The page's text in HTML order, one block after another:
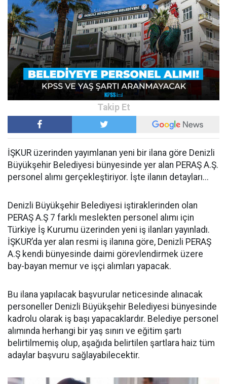
İŞKUR üzerinden yayımlanan yeni bir ilana göre Denizli
Büyükşehir Belediyesi bünyesinde yer alan PERAŞ A.Ş.
personel alımı gerçekleştiriyor. İşte ilanın detayları...
Denizli Büyükşehir Belediyesi iştiraklerinden olan
PERAŞ A.Ş 7 farklı meslekten personel alımı için
Türkiye İş Kurumu üzerinden yeni iş ilanları yayınladı.
İŞKUR’da yer alan resmi iş ilanına göre, Denizli PERAŞ
A.Ş kendi bünyesinde daimi görevlendirmek üzere
bay-bayan memur ve işçi alımları yapacak.
Bu ilana yapılacak başvurular neticesinde alınacak
personeller Denizli Büyükşehir Belediyesi bünyesinde
kadrolu olarak iş başı yapacaklardır. Belediye personel
alımında herhangi bir yaş sınırı ve eğitim şartı
belirtilmemiş olup, aşağıda belirtilen şartlara haiz tüm
adaylar başvuru sağlayabilecektir.